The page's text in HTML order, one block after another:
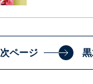
次ページ